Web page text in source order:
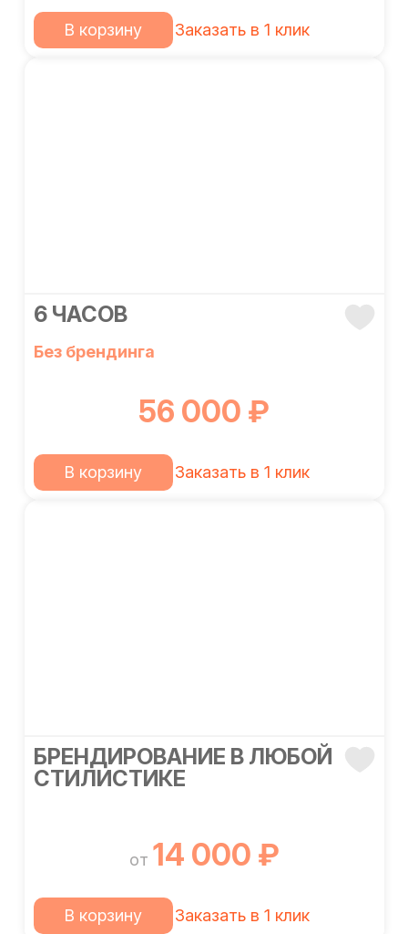
В корзину Заказать в 1 клик
6 ЧАСОВ
Без брендинга
56 000 ₽
В корзину Заказать в 1 клик
БРЕНДИРОВАНИЕ В ЛЮБОЙ
СТИЛИСТИКЕ
от 14 000 ₽
В корзину Заказать в 1 клик